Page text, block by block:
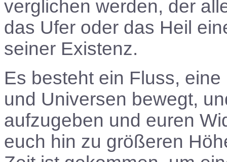
verglichen werden, der
das Ufer oder das Heil
seiner Existenz.
Es besteht ein Fluss,
und Universen bewegt,
aufzugeben und euren
euch hin zu größeren